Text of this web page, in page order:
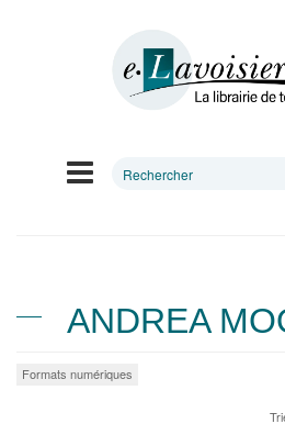
ANDREA
Formats numériques